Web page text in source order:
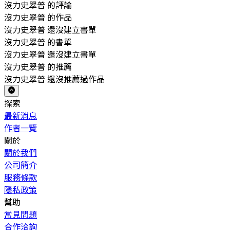
沒力史翠普 的評論
沒力史翠普 的作品
沒力史翠普 還沒建立書單
沒力史翠普 的書單
沒力史翠普 還沒建立書單
沒力史翠普 的推薦
沒力史翠普 還沒推薦過作品
探索
最新消息
作者一覽
關於
關於我們
公司簡介
服務條款
隱私政策
幫助
常見問題
合作洽詢